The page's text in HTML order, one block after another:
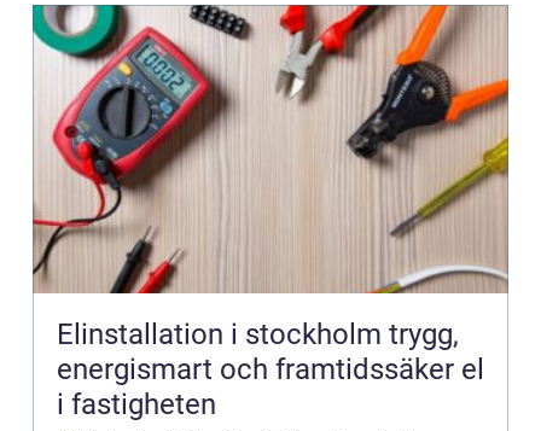
Elinstallation i stockholm trygg,
energismart och framtidssäker el
i fastigheten